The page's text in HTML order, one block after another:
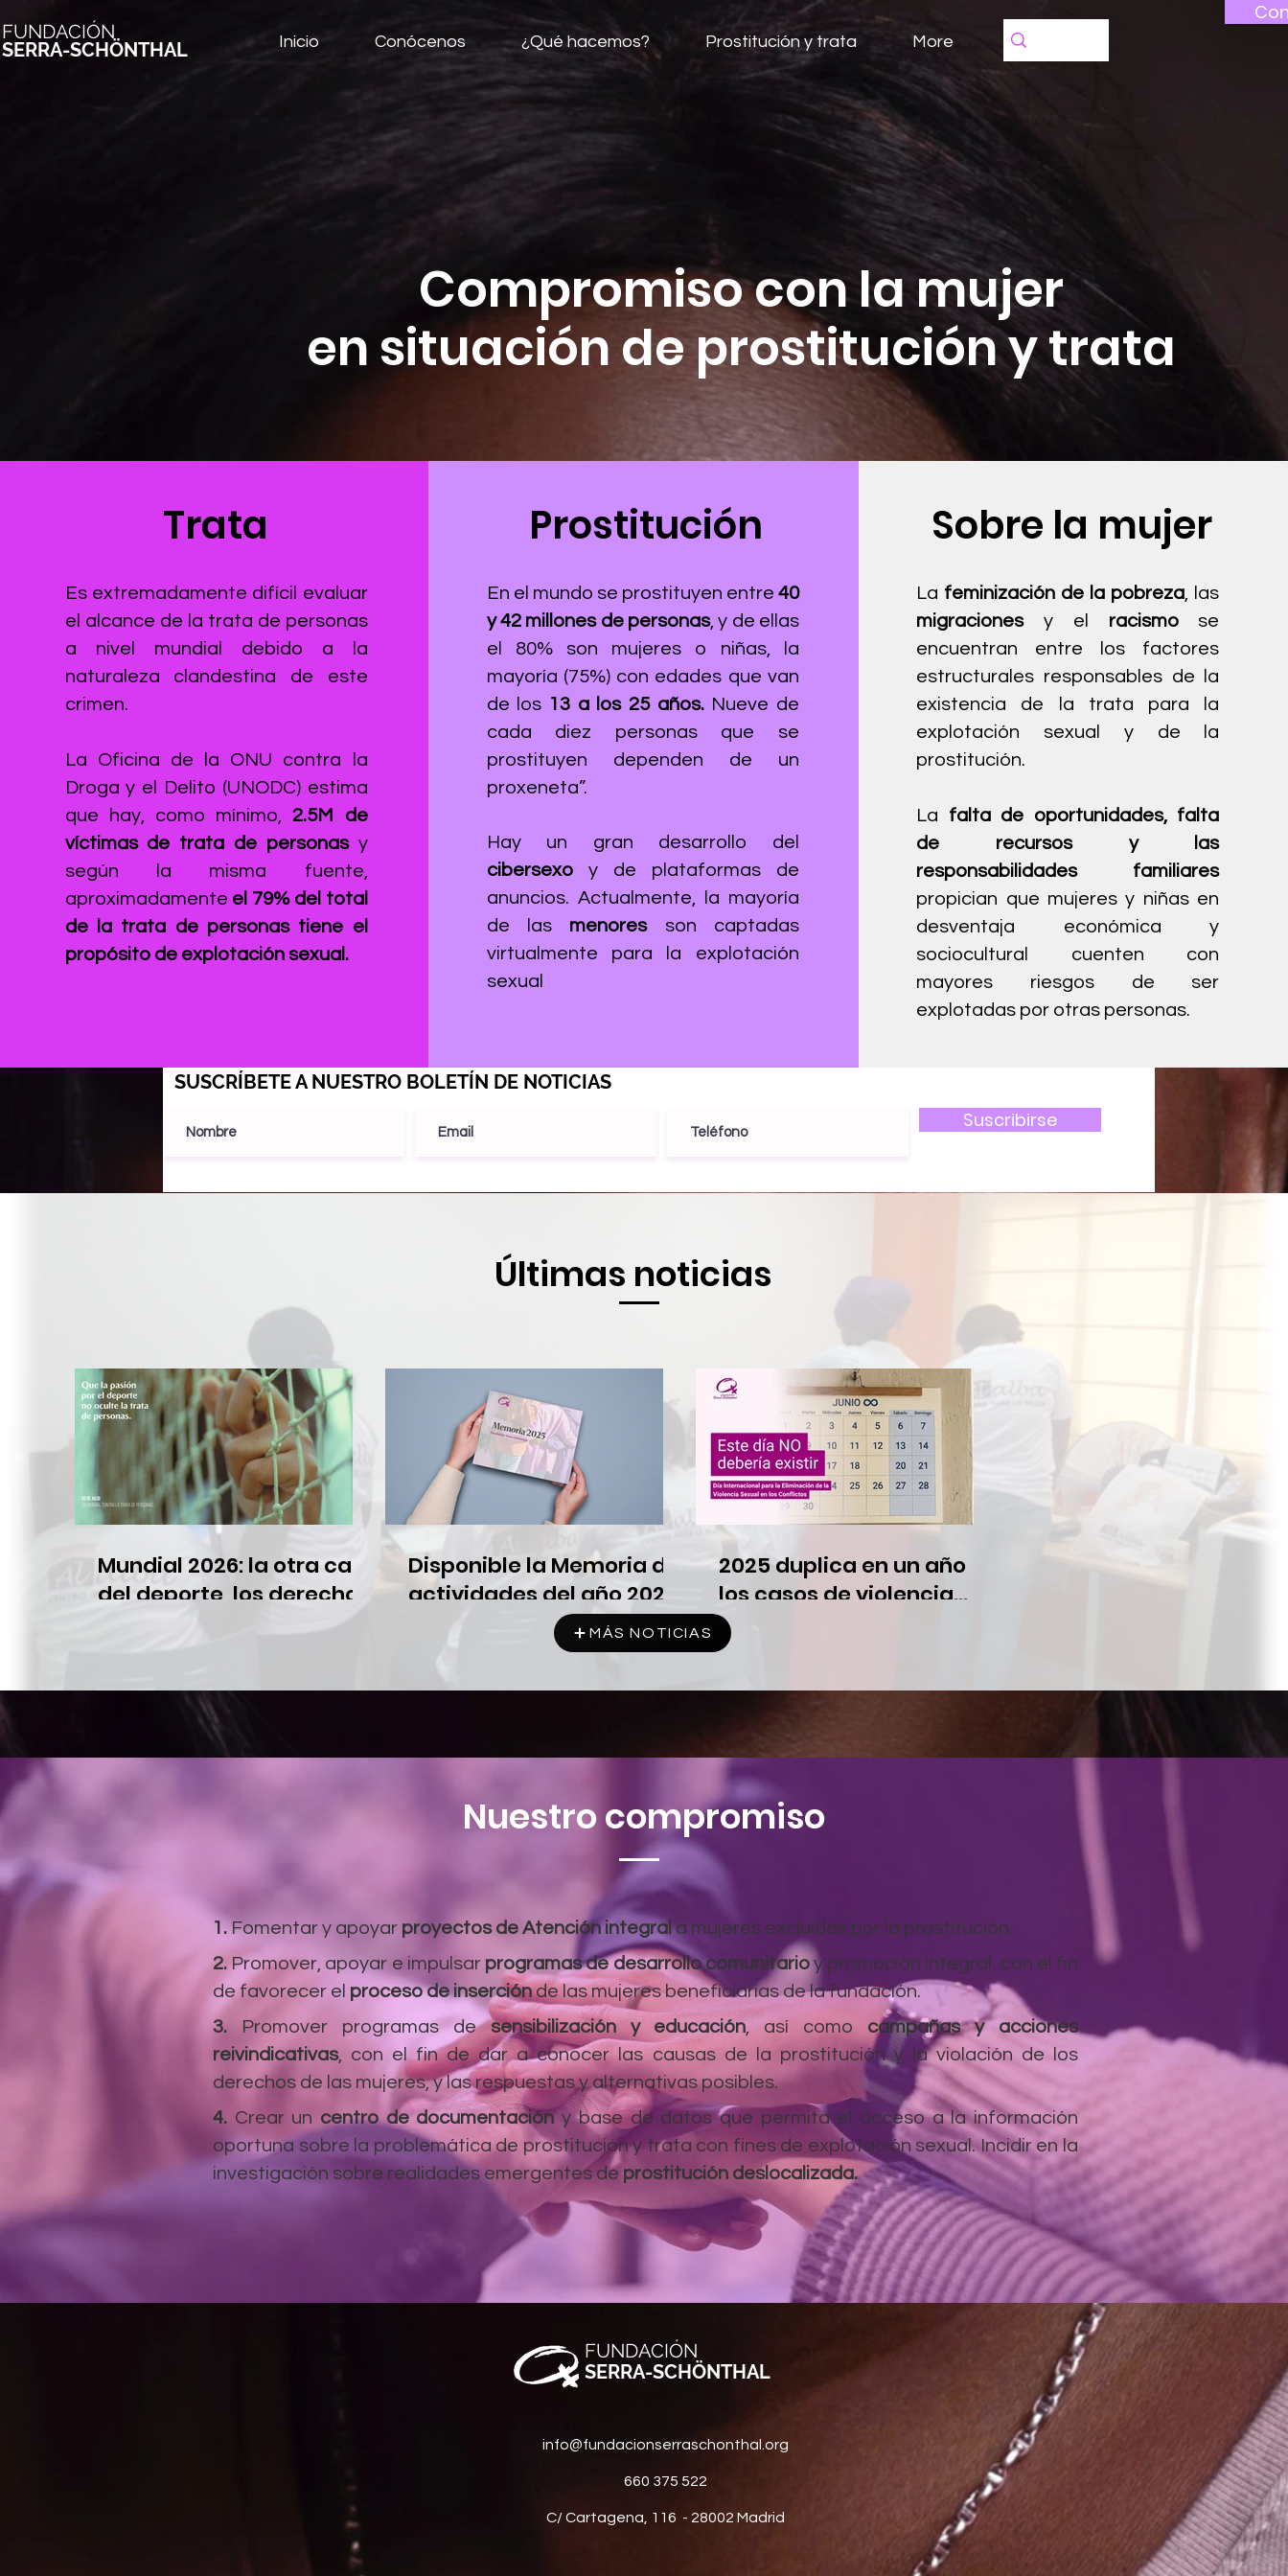
FUNDACIÓN
SERRA-SCHÖNTHAL Inicio Conócenos ¿Qué hacemos? Prostitución y trata More
Compromiso con la mujer
en situación de prostitución y trata
Trata
Es extremadamente difícil evaluar
el alcance de la trata de personas
a nivel mundial debido a la
naturaleza clandestina de este
crimen.
La Oficina de la ONU contra la
Droga y el Delito (UNODC) estima
que hay, como mínimo,2.5M de
víctimas de trata de personasy
según la misma fuente,
aproximadamente el 79% del total
de la trata de personas tiene el
propósito de explotación sexual.
Prostitución
En el mundo se prostituyen entre 40
y 42 millones de personas, y de ellas
el 80% son mujeres o niñas, la
mayoría (75%) con edades que van
de los 13 a los 25 años. Nueve de
cada diez personas que se
prostituyen dependen de un
proxeneta”.
Hay un gran desarrollo del
cibersexoy de plataformas de
anuncios. Actualmente, la mayoría
de las menoresson captadas
virtualmente para la explotación
sexual
Sobre la mujer
La feminización de la pobreza, las
migracionesy el racismose
encuentran entre los factores
estructurales responsables de la
existencia de la trata para la
explotación sexual y de la
prostitución.
La falta de oportunidades, falta
de recursos y las
responsabilidades familiares
propician que mujeres y niñas en
desventaja económica y
sociocultural cuenten con
mayores riesgos de ser
explotadas por otras personas.
SUSCRÍBETE A NUESTRO BOLETÍN DE NOTICIAS
Suscribirse
Últimas noticias
Mundial 2026: la otra cara
del deporte, los derechos
Disponible la Memoria de
actividades del año 2025
2025 duplica en un año
los casos de violencia
sexual en conflictos
armados
MÁS NOTICIAS
Nuestro compromiso
1.Fomentar y apoyar proyectos de Atención integrala mujeres excluidas por la prostitución.
2. Promover, apoyar e impulsar programas de desarrollo comunitarioy promoción integral, con el fin
de favorecer el proceso de inserciónde las mujeres beneficiarias de la fundación.
3. Promover programas desensibilización y educación, así como campañas y acciones
reivindicativas, con el fin de dar a conocer las causas de la prostitución y la violación de los
derechos de las mujeres, y las respuestas y alternativas posibles.
4. Crear un centro de documentacióny base de datos que permita el acceso a la información
oportuna sobre la problemática de prostitución y trata con fines de explotación sexual. Incidir en la
investigación sobre realidades emergentes de prostitución deslocalizada.
SERRA-SCHÖNTHAL
FUNDACIÓN
info@fundacionserraschonthal.org
660 375 522
C/ Cartagena, 116 - 28002 Madrid